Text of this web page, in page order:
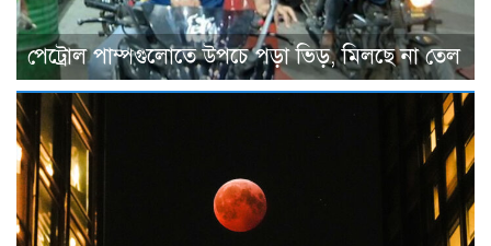
পেট্রোল পাম্পগুলোতে উপচে পড়া ভিড়, মিলছে না তেল